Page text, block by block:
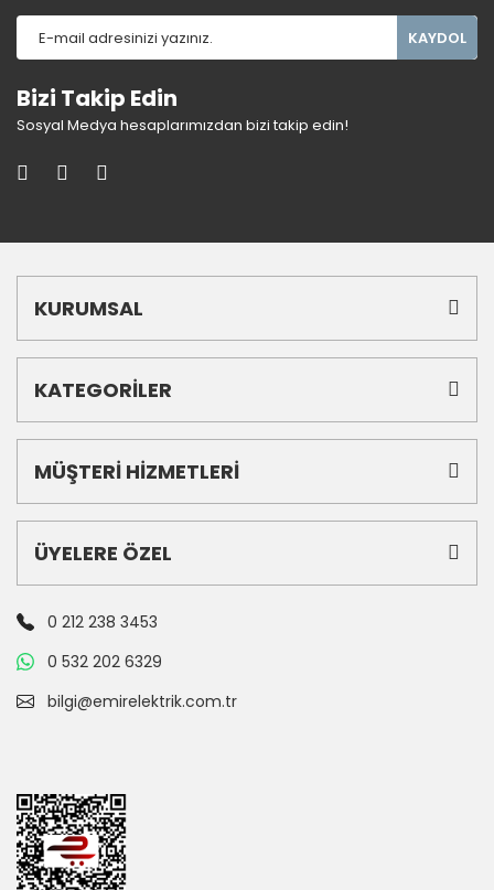
KAYDOL
Bizi Takip Edin
Sosyal Medya hesaplarımızdan bizi takip edin!
KURUMSAL
KATEGORİLER
MÜŞTERİ HİZMETLERİ
ÜYELERE ÖZEL
0 212 238 3453
0 532 202 6329
bilgi@emirelektrik.com.tr